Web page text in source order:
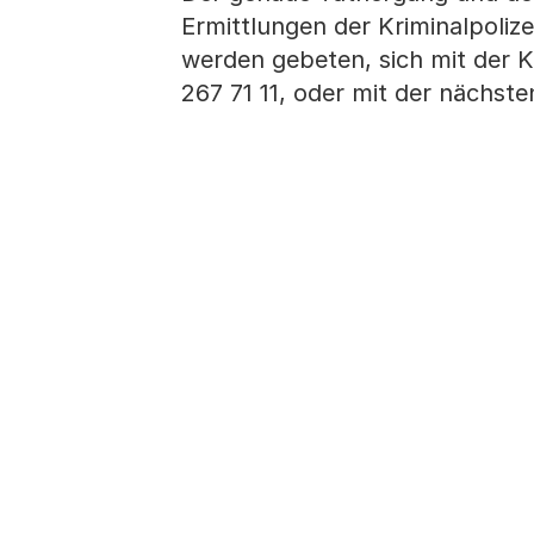
Ermittlungen der
werden gebeten, sich mit der
267 71 11, oder mit der